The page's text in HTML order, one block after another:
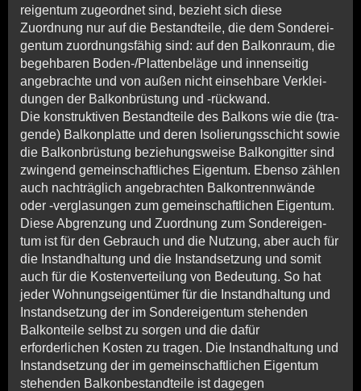
rei­gen­tum zu­ge­ordnet sind, bezieht sich diese
Zuordnung nur auf die Be­stand­teile, die dem Son­de­rei­
gen­tum zuordnungsfähig sind: auf den Balkonraum, die
begehbaren Boden-/­Platten­be­läge und in­nen­sei­tig
angebrachte und von außen nicht einsehbare Verklei­
dungen der Balkonbrüstung und -rückwand.
Die konstruktiven Bestandteile des Balkons wie die (tra­
gen­de) Bal­kon­platte und deren Isolierungsschicht sowie
die Bal­kon­brüs­tung beziehungsweise Balkongitter sind
zwingend ge­mein­schaft­liches Eigentum. Ebenso zählen
auch nach­träg­lich angebrachten Bal­kon­trenn­wände
oder -ver­gla­sun­gen zum gemeinschaftlichen Eigentum.
Diese Abgrenzung und Zuordnung zum Son­de­rei­gen­
tum ist für den Gebrauch und die Nutzung, aber auch für
die In­stand­hal­tung und die Instandsetzung und somit
auch für die Kos­ten­ver­tei­lung von Be­deutung. So hat
jeder Woh­nungs­eigen­tü­mer für die Instand­hal­tung und
Instandsetzung der im Son­de­rei­gen­tum stehenden
Balkonteile selbst zu sorgen und die dafür
erforderlichen Kosten zu tragen. Die In­stand­hal­tung und
Instandsetzung der im gemeinschaftlichen Ei­gen­tum
stehenden Balkonbestandteile ist dagegen